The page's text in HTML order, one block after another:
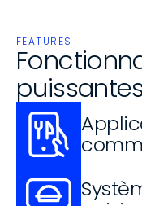
FEATURES